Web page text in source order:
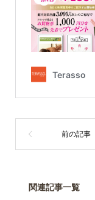
関連記事一覧